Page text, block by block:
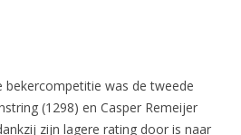
bekercompetitie was de tweede
(1298) en Casper Remeijer
zijn lagere rating door is naar